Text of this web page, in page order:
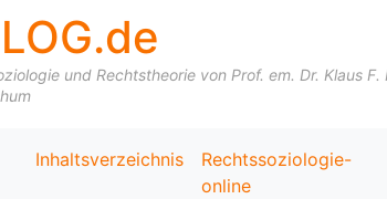
und Rechtstheorie von Prof. em. Dr. Klaus F.
Inhaltsverzeichnis
Rechtssoziologie-
online